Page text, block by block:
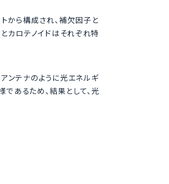
から構成され、補欠因子と
カロテノイドはそれぞれ特
ンテナのように光エネルギ
あるため、結果として、光